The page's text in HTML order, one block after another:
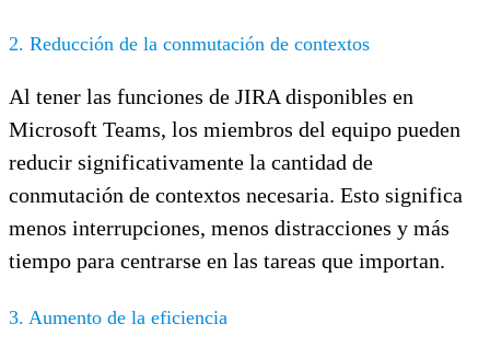
2. Reducción de la conmutación de contextos
Al tener las funciones de JIRA disponibles en
Microsoft Teams, los miembros del equipo pueden
reducir significativamente la cantidad de
conmutación de contextos necesaria. Esto significa
menos interrupciones, menos distracciones y más
tiempo para centrarse en las tareas que importan.
3. Aumento de la eficiencia